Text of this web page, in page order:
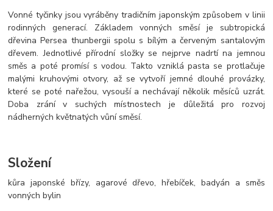
Vonné tyčinky jsou vyráběny tradičním japonským způsobem v linii
rodinných generací. Základem vonných směsí je subtropická
dřevina Persea thunbergii spolu s bílým a červeným santalovým
dřevem. Jednotlivé přírodní složky se nejprve nadrtí na jemnou
směs a poté promísí s vodou. Takto vzniklá pasta se protlačuje
malými kruhovými otvory, až se vytvoří jemné dlouhé provázky,
které se poté nařežou, vysouší a nechávají několik měsíců uzrát.
Doba zrání v suchých místnostech je důležitá pro rozvoj
nádherných květnatých vůní směsí.
Složení
kůra japonské břízy, agarové dřevo, hřebíček, badyán a směs
vonných bylin